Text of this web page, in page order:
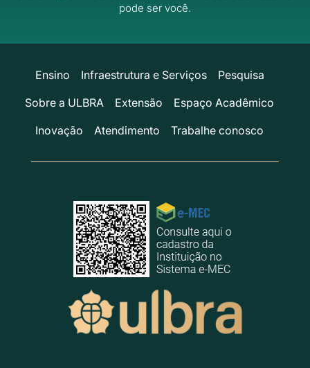
pode ser você.
Ensino Infraestrutura e Serviços
Pesquisa
Sobre a ULBRA
Extensão
Espaço Acadêmico
Inovação
Atendimento Trabalhe conosco